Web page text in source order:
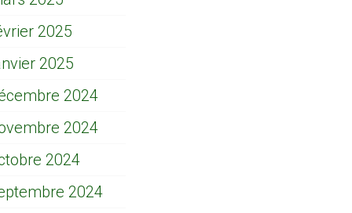
2025
2025
2024
2024
2024
2024